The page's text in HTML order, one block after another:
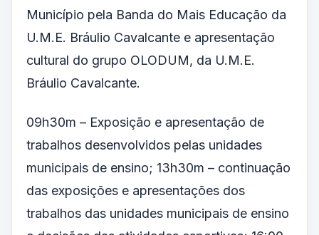
Município pela Banda do Mais Educação da
U.M.E. Bráulio Cavalcante e apresentação
cultural do grupo OLODUM, da U.M.E.
Bráulio Cavalcante.
09h30m – Exposição e apresentação de
trabalhos desenvolvidos pelas unidades
municipais de ensino; 13h30m – continuação
das exposições e apresentações dos
trabalhos das unidades municipais de ensino